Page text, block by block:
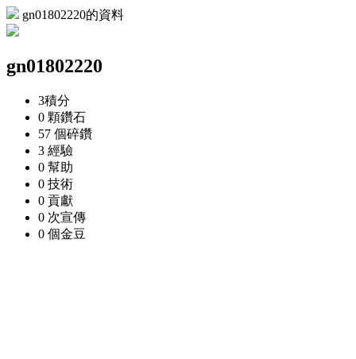
gn01802220的資料
gn01802220
3積分
0 顆鑽石
57 個碎鑽
3 經驗
0 幫助
0 技術
0 貢獻
0 次宣傳
0 個金豆